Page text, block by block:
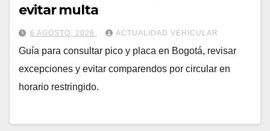
evitar multa
6 AGOSTO, 2026 ACTUALIDAD VEHICULAR
Guía para consultar pico y placa en Bogotá, revisar
excepciones y evitar comparendos por circular en
horario restringido.